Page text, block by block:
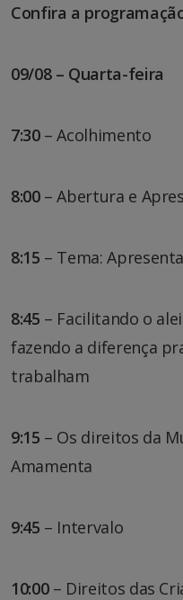
Confira a
09/08 – Quarta-feira
7:30– Acolhimento
8:00– Abertura e
8:15 – Tema:
8:45 – Facilitando o
fazendo a diferença
trabalham
9:15 – Os direitos da
Amamenta
9:45 – Intervalo
10:00– Direitos das